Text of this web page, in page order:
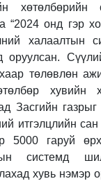
хөтөлбөрийн
“2024 онд гэр
халаалтын
оруулсан.
төлөвлөн
хувийн
Засгийн
итгэлцлийн сан
5000 гаруй
системд
хувь нэмэр